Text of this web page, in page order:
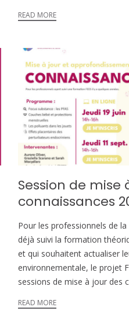
READ MORE
Session de mise
connaissances
Pour les professionnels de
déjà suivi la formation
et qui souhaitent actualiser
environnementale, le projet
sessions de mise à jour des
READ MORE